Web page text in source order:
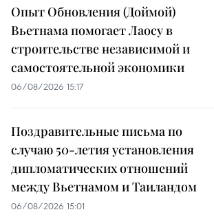
Опыт Обновления (Доймой)
Вьетнама помогает Лаосу в
строительстве независимой и
самостоятельной экономики
06/08/2026 15:17
Поздравительные письма по
случаю 50-летия установления
дипломатических отношений
между Вьетнамом и Таиландом
06/08/2026 15:01